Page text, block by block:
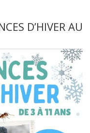
D’HIVER AU